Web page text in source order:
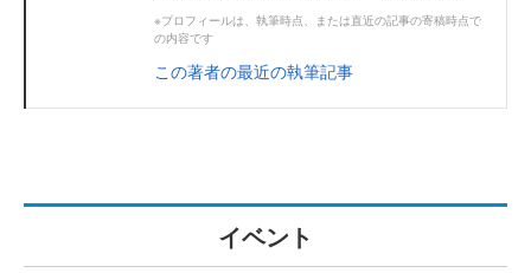
※プロフィールは、執筆時点、または直近の記事の寄稿時点で
の内容です
この著者の最近の執筆記事
イベント